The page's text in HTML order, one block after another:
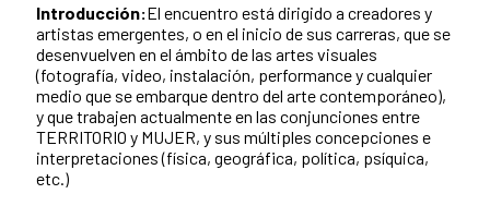
Introducción:El encuentro está dirigido a creadores y
artistas emergentes, o en el inicio de sus carreras, que se
desenvuelven en el ámbito de las artes visuales
(fotografía, video, instalación, performance y cualquier
medio que se embarque dentro del arte contemporáneo),
y que trabajen actualmente en las conjunciones entre
TERRITORIO y MUJER, y sus múltiples concepciones e
interpretaciones (física, geográfica, política, psíquica,
etc.)